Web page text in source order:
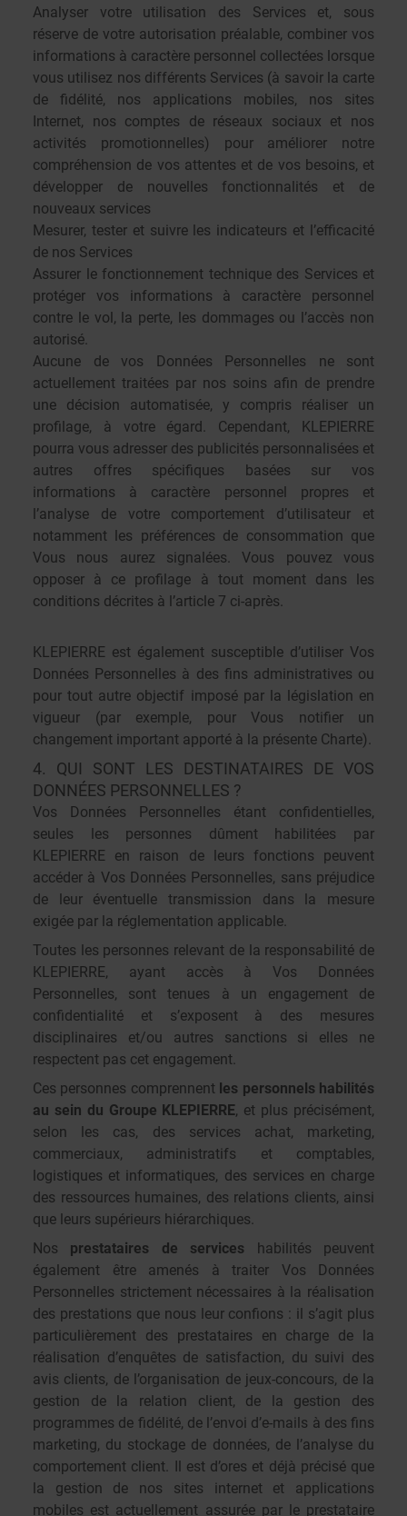
Analyser votre utilisation des Services et, sous
réserve de votre autorisation préalable, combiner vos
informations à caractère personnel collectées lorsque
vous utilisez nos différents Services (à savoir la carte
de fidélité, nos applications mobiles, nos sites
Internet, nos comptes de réseaux sociaux et nos
activités promotionnelles) pour améliorer notre
compréhension de vos attentes et de vos besoins, et
développer de nouvelles fonctionnalités et de
nouveaux services
Mesurer, tester et suivre les indicateurs et l’efficacité
de nos Services
Assurer le fonctionnement technique des Services et
protéger vos informations à caractère personnel
contre le vol, la perte, les dommages ou l’accès non
autorisé.
Aucune de vos Données Personnelles ne sont
actuellement traitées par nos soins afin de prendre
une décision automatisée, y compris réaliser un
profilage, à votre égard. Cependant, KLEPIERRE
pourra vous adresser des publicités personnalisées et
autres offres spécifiques basées sur vos
informations à caractère personnel propres et
l’analyse de votre comportement d’utilisateur et
notamment les préférences de consommation que
Vous nous aurez signalées. Vous pouvez vous
opposer à ce profilage à tout moment dans les
conditions décrites à l’article 7 ci-après.
KLEPIERRE est également susceptible d’utiliser Vos
Données Personnelles à des fins administratives ou
pour tout autre objectif imposé par la législation en
vigueur (par exemple, pour Vous notifier un
changement important apporté à la présente Charte).
4. QUI SONT LES DESTINATAIRES DE VOS
DONNÉES PERSONNELLES ?
Vos Données Personnelles étant confidentielles,
seules les personnes dûment habilitées par
KLEPIERRE en raison de leurs fonctions peuvent
accéder à Vos Données Personnelles, sans préjudice
de leur éventuelle transmission dans la mesure
exigée par la réglementation applicable.
Toutes les personnes relevant de la responsabilité de
KLEPIERRE, ayant accès à Vos Données
Personnelles, sont tenues à un engagement de
confidentialité et s’exposent à des mesures
disciplinaires et/ou autres sanctions si elles ne
respectent pas cet engagement.
Ces personnes comprennent les personnels habilités
au sein du Groupe KLEPIERRE, et plus précisément,
selon les cas, des services achat, marketing,
commerciaux, administratifs et comptables,
logistiques et informatiques, des services en charge
des ressources humaines, des relations clients, ainsi
que leurs supérieurs hiérarchiques.
Nos prestataires de services habilités peuvent
également être amenés à traiter Vos Données
Personnelles strictement nécessaires à la réalisation
des prestations que nous leur confions : il s’agit plus
particulièrement des prestataires en charge de la
réalisation d’enquêtes de satisfaction, du suivi des
avis clients, de l’organisation de jeux-concours, de la
gestion de la relation client, de la gestion des
programmes de fidélité, de l’envoi d’e-mails à des fins
marketing, du stockage de données, de l’analyse du
comportement client. Il est d’ores et déjà précisé que
la gestion de nos sites internet et applications
mobiles est actuellement assurée par le prestataire